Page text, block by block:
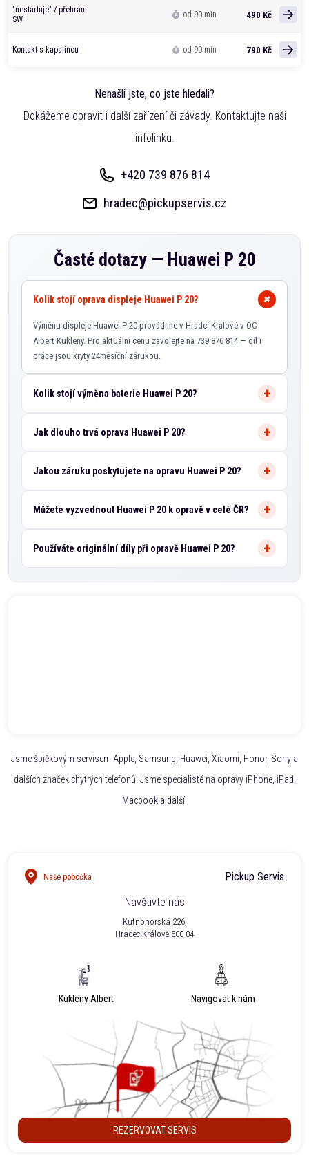
"nestartuje" / přehrání
SW
od 90 min 490 Kč
Kontakt s kapalinou od 90 min 790 Kč
Nenašli jste, co jste hledali?
Dokážeme opravit i další zařízení či závady. Kontaktujte naši
infolinku.
+420 739 876 814
hradec@pickupservis.cz
Časté dotazy — Huawei P 20
Kolik stojí oprava displeje Huawei P 20?
Výměnu displeje Huawei P 20 provádíme v Hradci Králové v OC
Albert Kukleny. Pro aktuální cenu zavolejte na 739 876 814 — díl i
práce jsou kryty 24měsíční zárukou.
Kolik stojí výměna baterie Huawei P 20?
Jak dlouho trvá oprava Huawei P 20?
Jakou záruku poskytujete na opravu Huawei P 20?
Můžete vyzvednout Huawei P 20 k opravě v celé ČR?
Používáte originální díly při opravě Huawei P 20?
Jsme špičkovým servisem Apple, Samsung, Huawei, Xiaomi, Honor, Sony a
dalších značek chytrých telefonů. Jsme specialisté na opravy iPhone, iPad,
Macbook a další!
Naše pobočka
Pickup Servis
Navštivte nás
Kutnohorská 226,
Hradec Králové 500 04
Kukleny Albert Navigovat k nám
REZERVOVAT SERVIS